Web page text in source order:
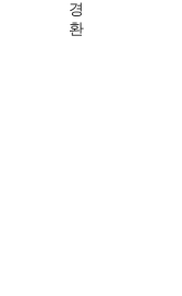
경
환